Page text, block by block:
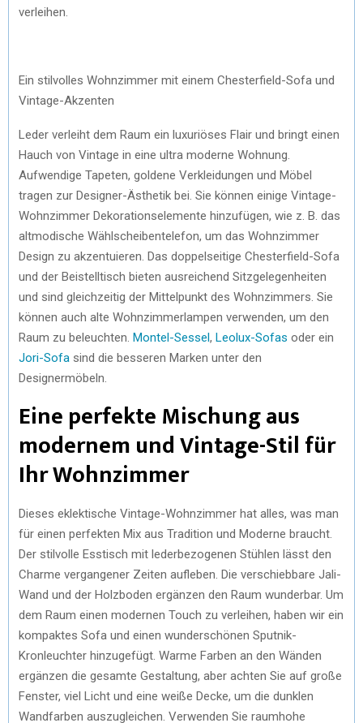
verleihen.
Ein stilvolles Wohnzimmer mit einem Chesterfield-Sofa und
Vintage-Akzenten
Leder verleiht dem Raum ein luxuriöses Flair und bringt einen
Hauch von Vintage in eine ultra moderne Wohnung.
Aufwendige Tapeten, goldene Verkleidungen und Möbel
tragen zur Designer-Ästhetik bei. Sie können einige Vintage-
Wohnzimmer Dekorationselemente hinzufügen, wie z. B. das
altmodische Wählscheibentelefon, um das Wohnzimmer
Design zu akzentuieren. Das doppelseitige Chesterfield-Sofa
und der Beistelltisch bieten ausreichend Sitzgelegenheiten
und sind gleichzeitig der Mittelpunkt des Wohnzimmers. Sie
können auch alte Wohnzimmerlampen verwenden, um den
Raum zu beleuchten. Montel-Sessel, Leolux-Sofas oder ein
Jori-Sofa sind die besseren Marken unter den
Designermöbeln.
Eine perfekte Mischung aus
modernem und Vintage-Stil für
Ihr Wohnzimmer
Dieses eklektische Vintage-Wohnzimmer hat alles, was man
für einen perfekten Mix aus Tradition und Moderne braucht.
Der stilvolle Esstisch mit lederbezogenen Stühlen lässt den
Charme vergangener Zeiten aufleben. Die verschiebbare Jali-
Wand und der Holzboden ergänzen den Raum wunderbar. Um
dem Raum einen modernen Touch zu verleihen, haben wir ein
kompaktes Sofa und einen wunderschönen Sputnik-
Kronleuchter hinzugefügt. Warme Farben an den Wänden
ergänzen die gesamte Gestaltung, aber achten Sie auf große
Fenster, viel Licht und eine weiße Decke, um die dunklen
Wandfarben auszugleichen. Verwenden Sie raumhohe